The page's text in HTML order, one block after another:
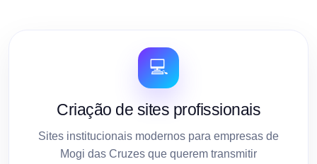
💻
Criação de sites profissionais
Sites institucionais modernos para empresas de
Mogi das Cruzes que querem transmitir